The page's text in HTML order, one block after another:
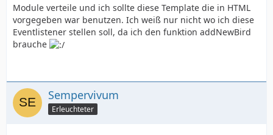
Module verteile und ich sollte diese Template die in HTML
vorgegeben war benutzen. Ich weiß nur nicht wo ich diese
Eventlistener stellen soll, da ich den funktion addNewBird
brauche
Sempervivum
Erleuchteter